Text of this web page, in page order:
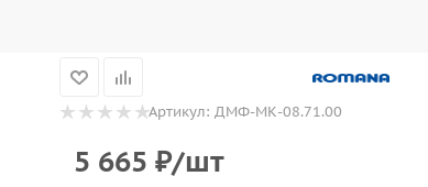
Артикул: ДМФ-МК-08.71.00
5 665 ₽/шт